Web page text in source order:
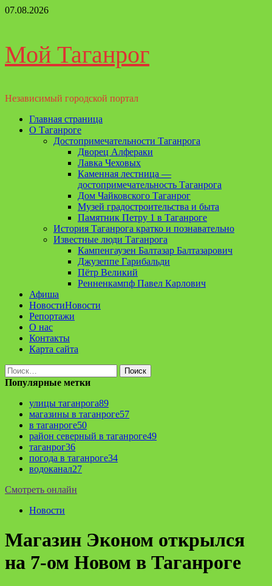
Перейти
07.08.2026
Мой Таганрог
Независимый городской портал
Основное
меню
Главная страница
О Таганроге
Достопримечательности Таганрога
Дворец Алфераки
Лавка Чеховых
Каменная лестница —
достопримечательность Таганрога
Дом Чайковского Таганрог
Музей градостроительства и быта
Памятник Петру 1 в Таганроге
История Таганрога кратко и познавательно
Известные люди Таганрога
Кампенгаузен Балтазар Балтазарович
Джузеппе Гарибальди
Пётр Великий
Ренненкампф Павел Карлович
Афиша
НовостиНовости
Репортажи
О нас
Контакты
Карта сайта
Найти:
Популярные метки
улицы таганрога89
магазины в таганроге57
в таганроге50
район северный в таганроге49
таганрог36
погода в таганроге34
водоканал27
Смотреть онлайн
Новости
Магазин Эконом открылся
на 7-ом Новом в Таганроге